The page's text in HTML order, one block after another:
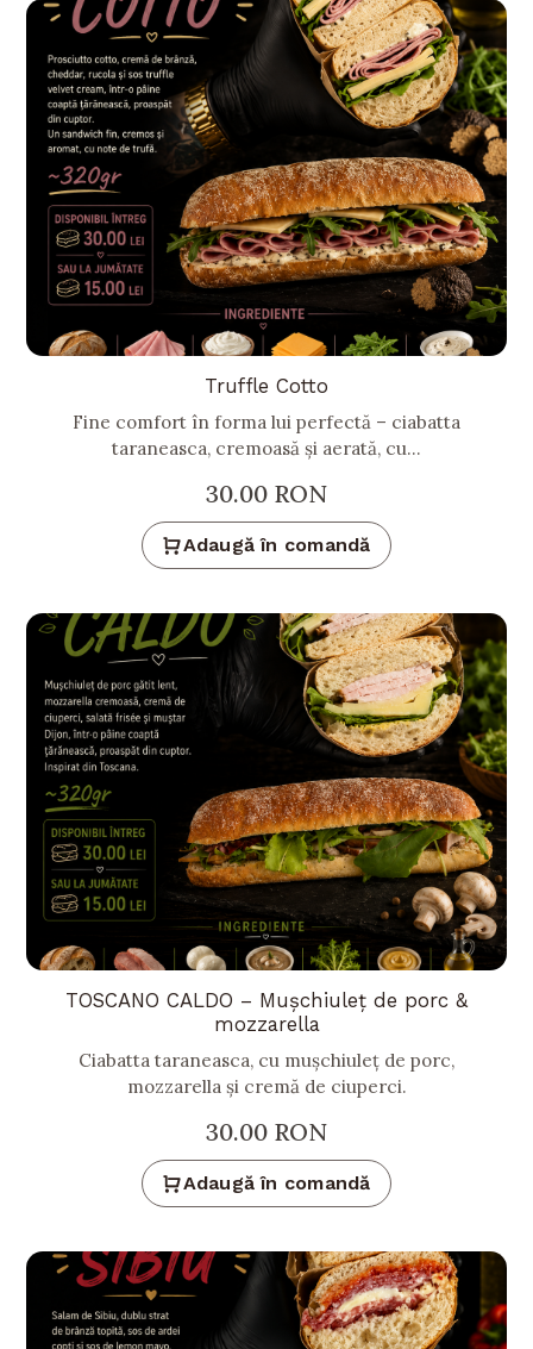
Truffle Cotto
Fine comfort în forma lui perfectă – ciabatta
taraneasca, cremoasă și aerată, cu...
30.00 RON
Adaugă în comandă
TOSCANO CALDO – Mușchiuleț de porc &
mozzarella
Ciabatta taraneasca, cu mușchiuleț de porc,
mozzarella și cremă de ciuperci.
30.00 RON
Adaugă în comandă